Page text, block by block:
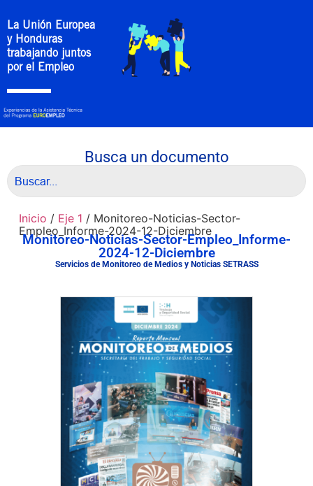
La Unión Europea
y Honduras
trabajando juntos
por el Empleo
Busca un documento
Inicio / Eje 1 / Monitoreo-Noticias-Sector-
Empleo_Informe-2024-12-Diciembre
Monitoreo-Noticias-Sector-Empleo_Informe-
2024-12-Diciembre
Servicios de Monitoreo de Medios y Noticias SETRASS
Descargar Documento